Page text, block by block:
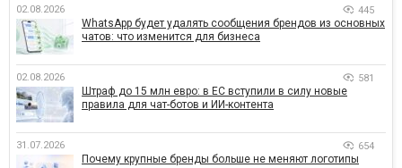
02.08.2026 445
WhatsApp будет удалять сообщения брендов из основных
чатов: что изменится для бизнеса
02.08.2026 581
Штраф до 15 млн евро: в ЕС вступили в силу новые
правила для чат-ботов и ИИ-контента
31.07.2026 654
Почему крупные бренды больше не меняют логотипы